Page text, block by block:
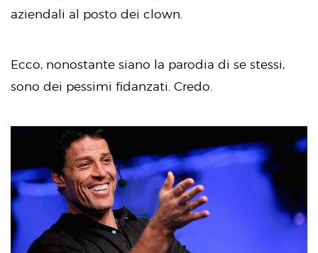
aziendali al posto dei clown.
Ecco, nonostante siano la parodia di se stessi,
sono dei pessimi fidanzati. Credo.